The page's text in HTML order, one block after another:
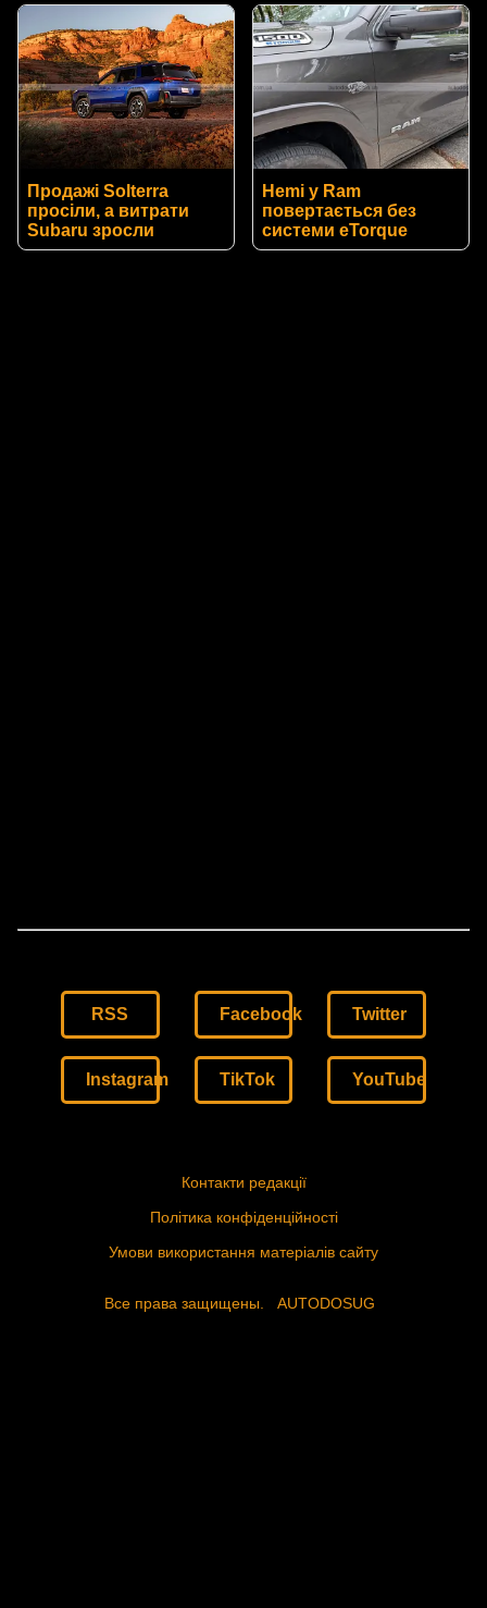
Продажі Solterra
просіли, а витрати
Subaru зросли
Hemi у Ram
повертається без
системи eTorque
RSS Facebook Twitter
Instagram TikTok YouTube
Контакти редакції
Політика конфіденційності
Умови використання матеріалів сайту
Все права защищены. AUTODOSUG